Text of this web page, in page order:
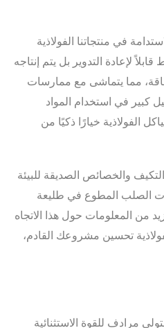
في منتجاتنا الفولاذية
لإعادة التدوير بل يتم إنتاجه
مما يتماشى مع ممارسات
كبير في استخدام المواد
الفولاذية خيارًا ذكيًا من
والخصائص الصديقة للبيئة
الصلب المطوع في طليعة
من المعلومات حول هذا الاتجاه
تحسين مشروعك القادم،
مرادف للقوة الاستثنائية